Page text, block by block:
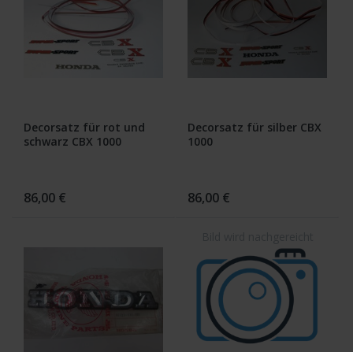
Decorsatz für rot und
schwarz CBX 1000
86,00 €
Decorsatz für silber CBX
1000
86,00 €